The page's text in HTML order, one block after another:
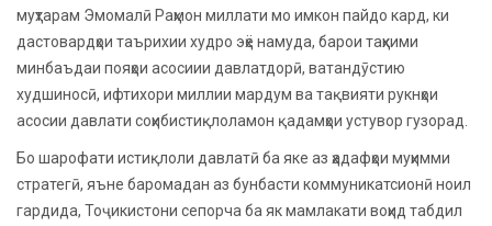
муҳтарам Эмомалӣ Раҳмон миллати мо имкон пайдо кард, ки
дастовардҳои таърихии худро эҳё намуда, барои таҳкими
минбаъдаи пояҳои асосиии давлатдорӣ, ватандӯстию
худшиносӣ, ифтихори миллии мардум ва тақвияти рукнҳои
асосии давлати соҳибистиқлоламон қадамҳои устувор гузорад.
Бо шарофати истиқлоли давлатӣ ба яке аз ҳадафҳои муҳимми
стратегӣ, яъне баромадан аз бунбасти коммуникатсионӣ ноил
гардида, Тоҷикистони сепорча ба як мамлакати воҳид табдил